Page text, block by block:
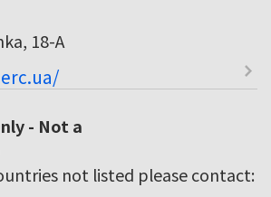
18-A
- Not a
not listed please contact: